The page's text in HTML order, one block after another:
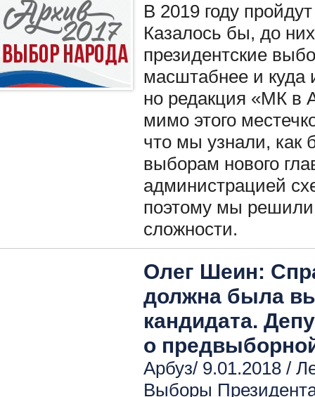
В 2019 году
Казалось бы, до
президентские
масштабнее и куда
но редакция «МК в
мимо этого
что мы узнали, как
выборам нового
администрацией
поэтому мы решили
сложности.
Олег Шеин:
должна была
кандидата.
о
Арбуз/ 9.01.2018 /
Выборы